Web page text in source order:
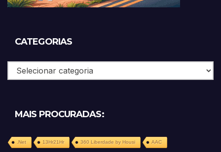
CATEGORIAS
Categorias
MAIS PROCURADAS:
.Net 13Hr21Hr 360 Liberdade by Housi AAC